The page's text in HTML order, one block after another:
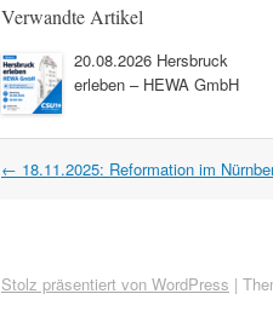
Verwandte Artikel
20.08.2026 Hersbruck
erleben – HEWA GmbH
Artikel
← 18.11.2025: Reformation im
Stolz präsentiert von WordPress |